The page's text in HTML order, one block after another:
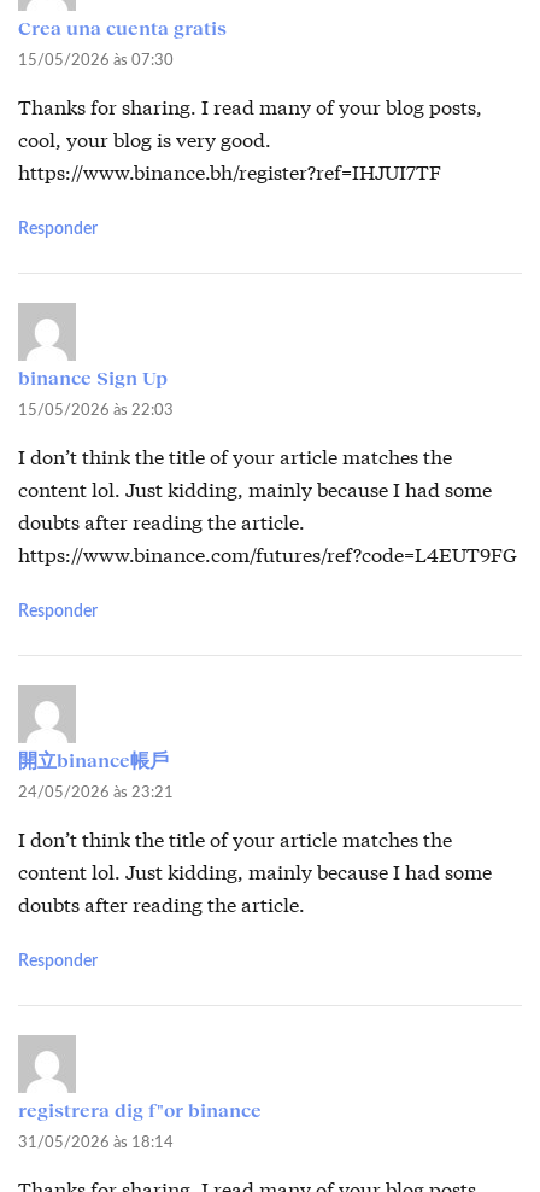
Crea una cuenta gratis
15/05/2026 às 07:30
Thanks for sharing. I read many of your blog posts,
cool, your blog is very good.
https://www.binance.bh/register?ref=IHJUI7TF
Responder
binance Sign Up
15/05/2026 às 22:03
I don’t think the title of your article matches the
content lol. Just kidding, mainly because I had some
doubts after reading the article.
https://www.binance.com/futures/ref?code=L4EUT9FG
Responder
開立binance帳戶
24/05/2026 às 23:21
I don’t think the title of your article matches the
content lol. Just kidding, mainly because I had some
doubts after reading the article.
Responder
registrera dig f"or binance
31/05/2026 às 18:14